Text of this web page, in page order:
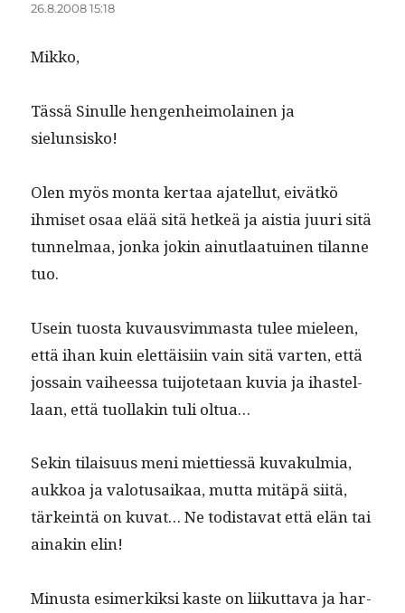
26.8.2008 15:18
Mikko,
Tässä Sin­ulle hen­gen­heimo­lainen ja
sielunsisko!
Olen myös mon­ta ker­taa ajatel­lut, eivätkö
ihmiset osaa elää sitä het­keä ja ais­tia juuri sitä
tun­nel­maa, jon­ka jokin ain­ut­laa­tu­inen tilanne
tuo.
Usein tuos­ta kuvausvim­mas­ta tulee mieleen,
että ihan kuin elet­täisi­in vain sitä varten, että
jos­sain vai­heessa tui­jote­taan kuvia ja ihastel­
laan, että tuol­lakin tuli oltua…
Sekin tilaisu­us meni miet­tiessä kuvakul­mia,
aukkoa ja val­o­tu­saikaa, mut­ta mitäpä siitä,
tärkein­tä on kuvat… Ne todis­ta­vat että elän tai
ainakin elin!
Minus­ta esimerkik­si kaste on liikut­ta­va ja har­